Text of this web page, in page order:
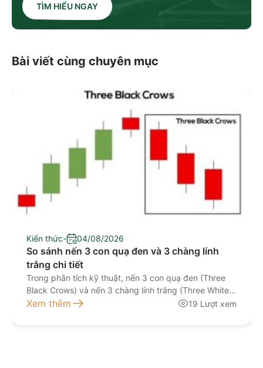
TÌM HIỂU NGAY
Bài viết cùng chuyên mục
Kiến thức- 04/08/2026
So sánh nến 3 con quạ đen và 3 chàng lính
trắng chi tiết
Trong phân tích kỹ thuật, nến 3 con quạ đen (Three
Black Crows) và nến 3 chàng lính trắng (Three White
Soldiers) là hai mô hình nến đảo chiều được nhiều nhà
Xem thêm 19 Lượt xem